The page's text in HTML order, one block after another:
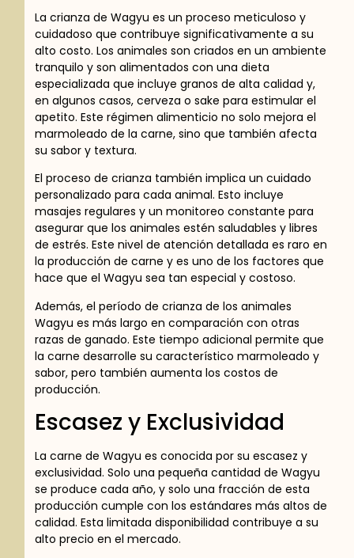
La crianza de Wagyu es un proceso meticuloso y
cuidadoso que contribuye significativamente a su
alto costo. Los animales son criados en un ambiente
tranquilo y son alimentados con una dieta
especializada que incluye granos de alta calidad y,
en algunos casos, cerveza o sake para estimular el
apetito. Este régimen alimenticio no solo mejora el
marmoleado de la carne, sino que también afecta
su sabor y textura.
El proceso de crianza también implica un cuidado
personalizado para cada animal. Esto incluye
masajes regulares y un monitoreo constante para
asegurar que los animales estén saludables y libres
de estrés. Este nivel de atención detallada es raro en
la producción de carne y es uno de los factores que
hace que el Wagyu sea tan especial y costoso.
Además, el período de crianza de los animales
Wagyu es más largo en comparación con otras
razas de ganado. Este tiempo adicional permite que
la carne desarrolle su característico marmoleado y
sabor, pero también aumenta los costos de
producción.
Escasez y Exclusividad
La carne de Wagyu es conocida por su escasez y
exclusividad. Solo una pequeña cantidad de Wagyu
se produce cada año, y solo una fracción de esta
producción cumple con los estándares más altos de
calidad. Esta limitada disponibilidad contribuye a su
alto precio en el mercado.